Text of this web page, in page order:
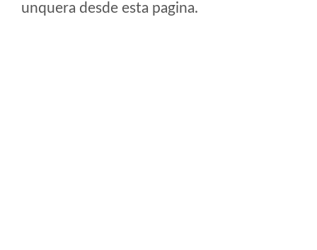
unquera desde esta pagina.